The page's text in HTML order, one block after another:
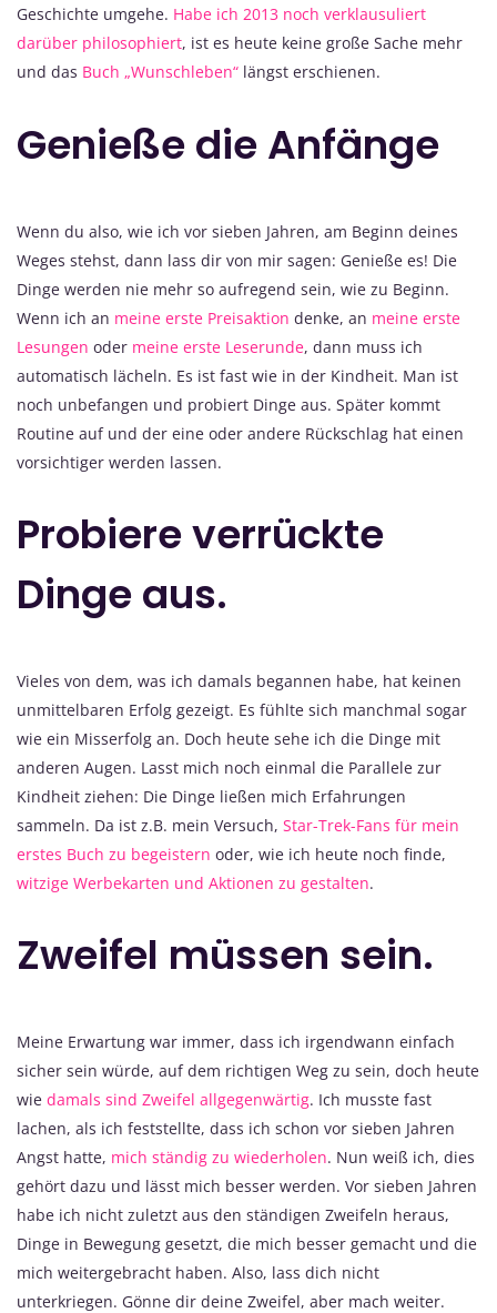
Geschichte umgehe. Habe ich 2013 noch verklausuliert
darüber philosophiert, ist es heute keine große Sache mehr
und das Buch „Wunschleben“ längst erschienen.
Genieße die Anfänge
Wenn du also, wie ich vor sieben Jahren, am Beginn deines
Weges stehst, dann lass dir von mir sagen: Genieße es! Die
Dinge werden nie mehr so aufregend sein, wie zu Beginn.
Wenn ich an meine erste Preisaktion denke, an meine erste
Lesungen oder meine erste Leserunde, dann muss ich
automatisch lächeln. Es ist fast wie in der Kindheit. Man ist
noch unbefangen und probiert Dinge aus. Später kommt
Routine auf und der eine oder andere Rückschlag hat einen
vorsichtiger werden lassen.
Probiere verrückte
Dinge aus.
Vieles von dem, was ich damals begannen habe, hat keinen
unmittelbaren Erfolg gezeigt. Es fühlte sich manchmal sogar
wie ein Misserfolg an. Doch heute sehe ich die Dinge mit
anderen Augen. Lasst mich noch einmal die Parallele zur
Kindheit ziehen: Die Dinge ließen mich Erfahrungen
sammeln. Da ist z.B. mein Versuch, Star-Trek-Fans für mein
erstes Buch zu begeistern oder, wie ich heute noch finde,
witzige Werbekarten und Aktionen zu gestalten.
Zweifel müssen sein.
Meine Erwartung war immer, dass ich irgendwann einfach
sicher sein würde, auf dem richtigen Weg zu sein, doch heute
wie damals sind Zweifel allgegenwärtig. Ich musste fast
lachen, als ich feststellte, dass ich schon vor sieben Jahren
Angst hatte, mich ständig zu wiederholen. Nun weiß ich, dies
gehört dazu und lässt mich besser werden. Vor sieben Jahren
habe ich nicht zuletzt aus den ständigen Zweifeln heraus,
Dinge in Bewegung gesetzt, die mich besser gemacht und die
mich weitergebracht haben. Also, lass dich nicht
unterkriegen. Gönne dir deine Zweifel, aber mach weiter.